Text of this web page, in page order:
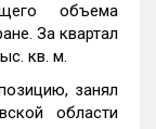
объема
За квартал
кв. м.
занял
области